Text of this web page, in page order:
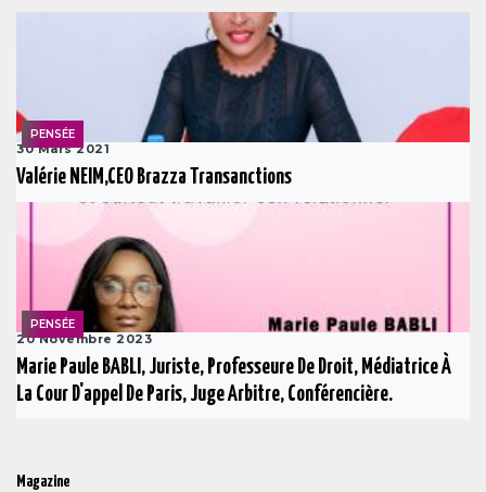
PENSÉE
30 Mars 2021
Valérie NEIM,CEO Brazza Transanctions
PENSÉE
20 Novembre 2023
Marie Paule BABLI, Juriste, Professeure De Droit, Médiatrice À
La Cour D'appel De Paris, Juge Arbitre, Conférencière.
Magazine